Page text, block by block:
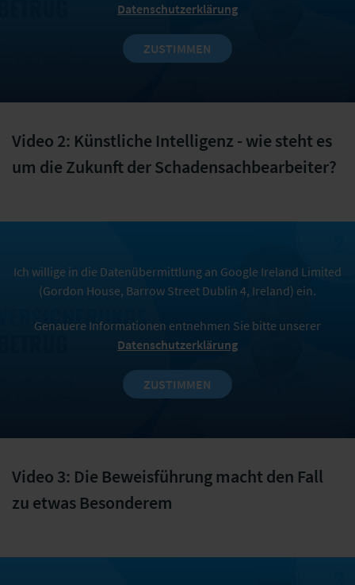
Datenschutzerklärung
ZUSTIMMEN
Video 2: Künstliche Intelligenz - wie steht es
um die Zukunft der Schadensachbearbeiter?
Ich willige in die Datenübermittlung an Google Ireland Limited
(Gordon House, Barrow Street Dublin 4, Ireland) ein.
Genauere Informationen entnehmen Sie bitte unserer
Datenschutzerklärung
ZUSTIMMEN
Video 3: Die Beweisführung macht den Fall
zu etwas Besonderem